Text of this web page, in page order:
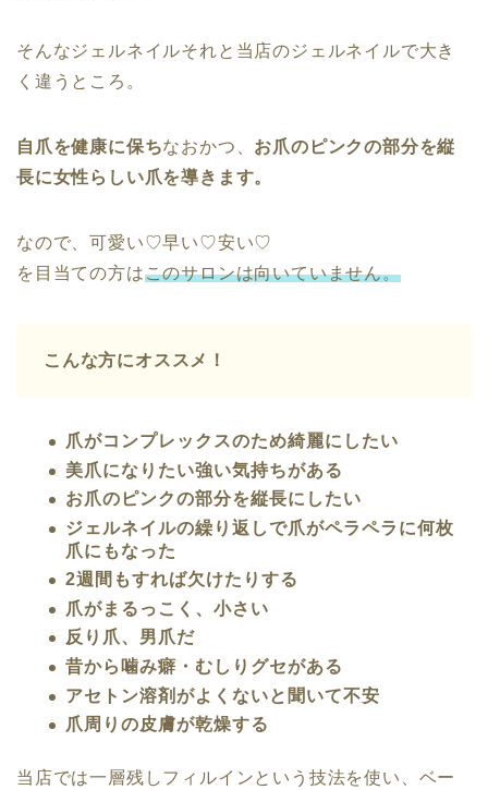
そんなジェルネイルそれと当店のジェルネイルで大き
く違うところ。
自爪を健康に保ちなおかつ、 お爪のピンクの部分を縦
長に女性らしい爪を導きます。
なので、可愛い♡早い♡安い♡
を目当ての方はこのサロンは向いていません。
こんな方にオススメ！
爪がコンプレックスのため綺麗にしたい
美爪になりたい強い気持ちがある
お爪のピンクの部分を縦長にしたい
ジェルネイルの繰り返しで爪がペラペラに何枚
爪にもなった
2週間もすれば欠けたりする
爪がまるっこく、小さい
反り爪、男爪だ
昔から噛み癖・むしりグセがある
アセトン溶剤がよくないと聞いて不安
爪周りの皮膚が乾燥する
当店では一層残しフィルインという技法を使い、ベー